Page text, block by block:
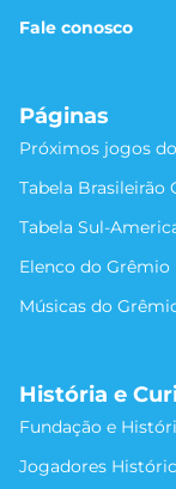
Fale conosco
Páginas
Próximos jogos
Tabela Brasileirão
Tabela Sul-
Elenco do Grêmio
Músicas do
História e
Fundação e
Jogadores